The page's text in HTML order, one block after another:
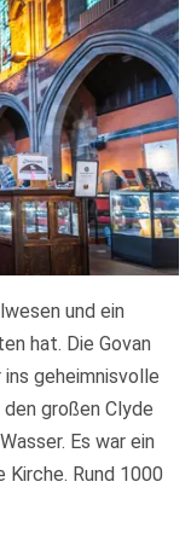
und ein
hat. Die Govan
geheimnisvolle
großen Clyde
Es war ein
Rund 1000